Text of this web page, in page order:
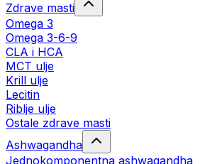
Zdrave masti
Omega 3
Omega 3-6-9
CLA i HCA
MCT ulje
Krill ulje
Lecitin
Riblje ulje
Ostale zdrave masti
Ashwagandha
Jednokomponentna ashwagandha